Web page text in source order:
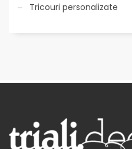
Tricouri personalizate